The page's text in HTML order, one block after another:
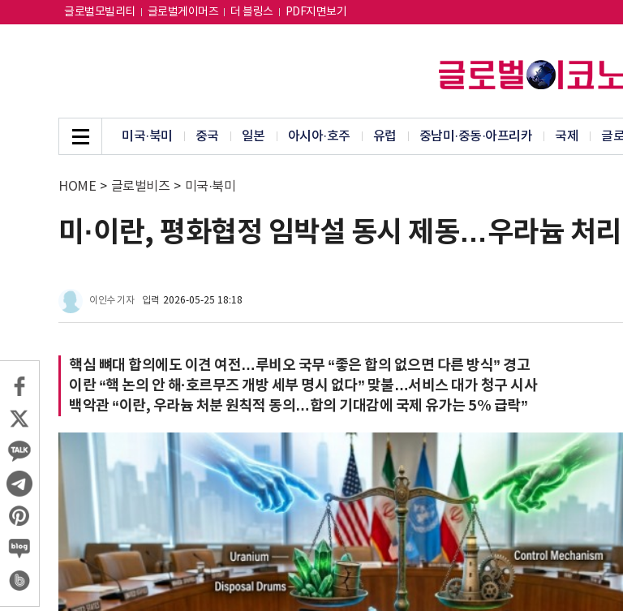
글로벌모빌리티 글로벌게이머즈 더 블링스 PDF지면보기
미국·북미 중국 일본 아시아·호주 유럽 중남미·중동·아프리카 국제 글
HOME > 글로벌비즈 > 미국·북미
미·이란, 평화협정 임박설 동시 제동…우라늄 처
이인수 기자 입력 2026-05-25 18:18
핵심 뼈대 합의에도 이견 여전…루비오 국무 “좋은 합의 없으면 다른 방식” 경고
이란 “핵 논의 안 해·호르무즈 개방 세부 명시 없다” 맞불…서비스 대가 청구 시사
백악관 “이란, 우라늄 처분 원칙적 동의…합의 기대감에 국제 유가는 5% 급락”